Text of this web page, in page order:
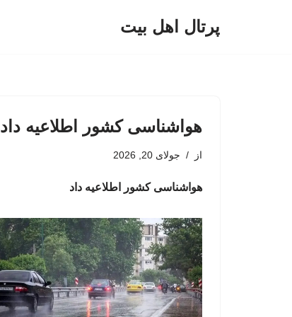
پرتال اهل بیت
هواشناسی کشور اطلاعیه داد
از جولای 20, 2026
هواشناسی کشور اطلاعیه داد